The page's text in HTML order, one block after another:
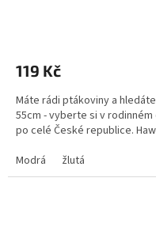
119 Kč
Máte rádi ptákoviny a
55cm - vyberte si v
po celé České republice.
Modrá
žlutá